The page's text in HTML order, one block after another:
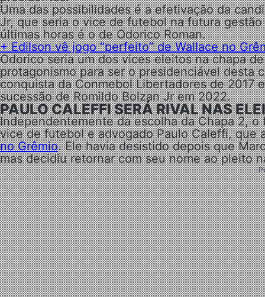
Uma das possibilidades é a efetivação da
Jr, que seria o vice de futebol na futura
últimas horas é o de Odorico Roman.
+ Edilson vê jogo “perfeito” de Wallace no
Odorico seria um dos vices eleitos na chapa
protagonismo para ser o presidenciável
conquista da Conmebol Libertadores de 2017
sucessão de Romildo Bolzan Jr em 2022.
PAULO CALEFFI SERÁ RIVAL NAS
Independentemente da escolha da Chapa 2,
vice de futebol e advogado Paulo Caleffi, que
no Grêmio. Ele havia desistido depois que
mas decidiu retornar com seu nome ao pleito